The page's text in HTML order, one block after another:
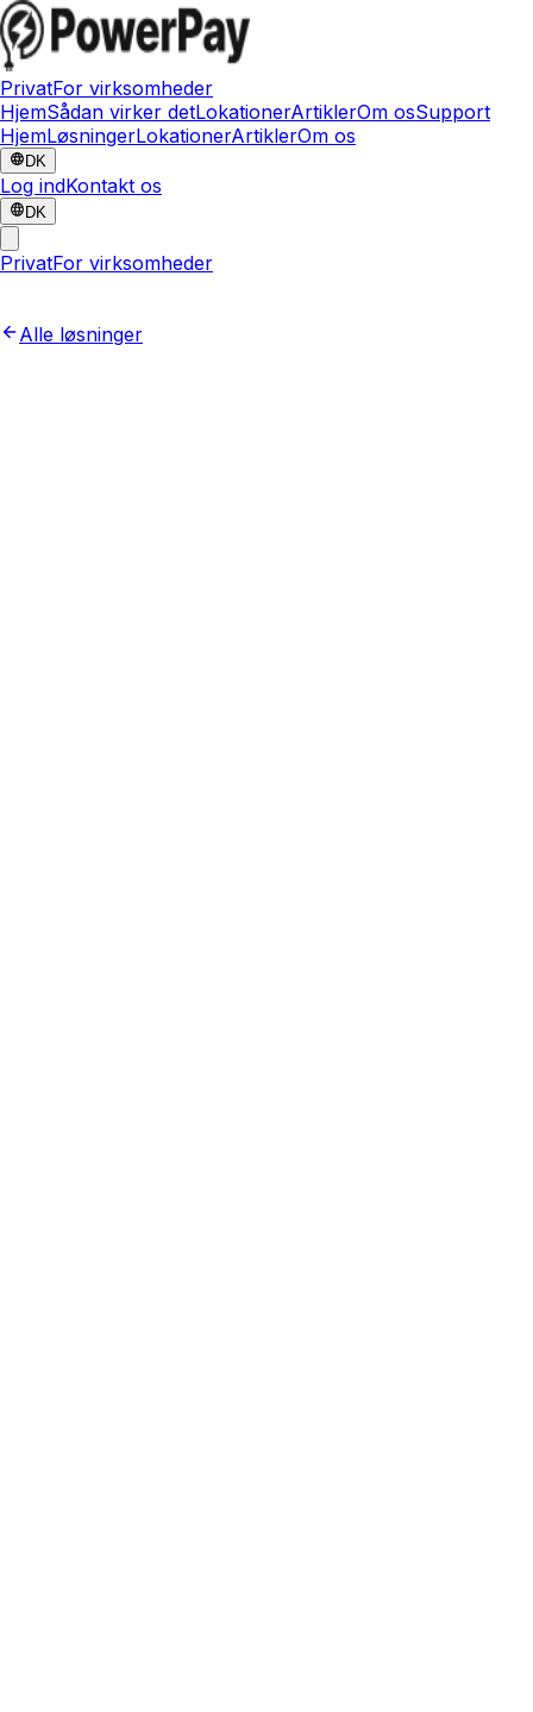
PrivatFor virksomheder
HjemSådan virker detLokationerArtiklerOm osSupport
HjemLøsningerLokationerArtiklerOm os
DK
Log indKontakt os
DK
PrivatFor virksomheder
Alle løsninger